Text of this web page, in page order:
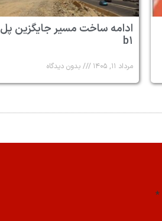
ادامه ساخت مسیر جایگزین پل
b۱
مرداد ۱۱, ۱۴۰۵ بدون دیدگاه
*